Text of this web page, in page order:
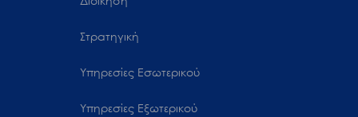
Στρατηγική
Υπηρεσίες Εσωτερικού
Υπηρεσίες Εξωτερικού